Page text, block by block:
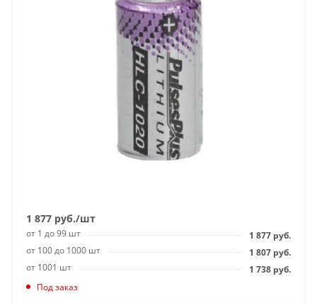
1 877 руб./шт
от 1 до 99 шт 1 877 руб.
от 100 до 1000 шт
1 807 руб.
от 1001 шт
1 738 руб.
Под заказ